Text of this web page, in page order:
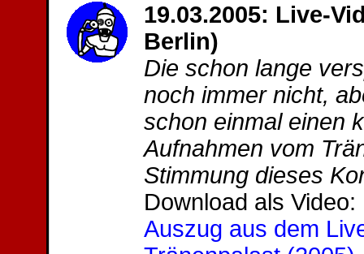
19.03.2005: Live-
Berlin)
Die schon lange
noch immer nicht,
schon einmal einen
Aufnahmen vom
Stimmung dieses
Download als Video:
Auszug aus dem